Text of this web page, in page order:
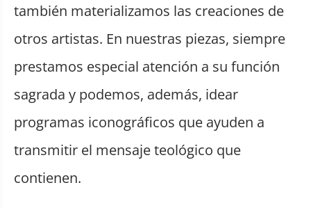
también materializamos las creaciones de
otros artistas. En nuestras piezas, siempre
prestamos especial atención a su función
sagrada y podemos, además, idear
programas iconográficos que ayuden a
transmitir el mensaje teológico que
contienen.